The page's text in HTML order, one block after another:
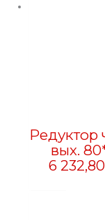
Редуктор
вых.
6 232,80